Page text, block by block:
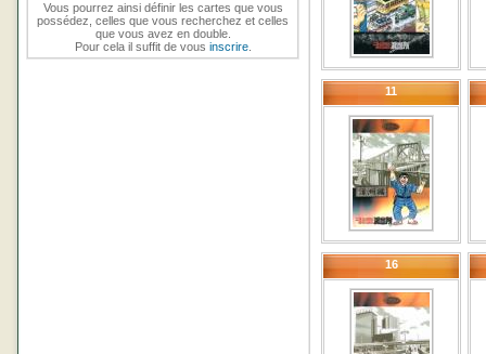
Vous pourrez ainsi définir les cartes que vous
possédez, celles que vous recherchez et celles
que vous avez en double.
Pour cela il suffit de vous inscrire.
11
16